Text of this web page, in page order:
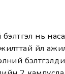
бэлтгэл нь
үйл